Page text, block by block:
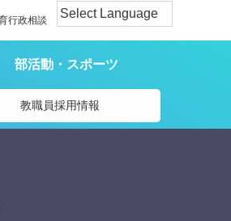
行政相談
部活動・スポーツ
教職員採用情報